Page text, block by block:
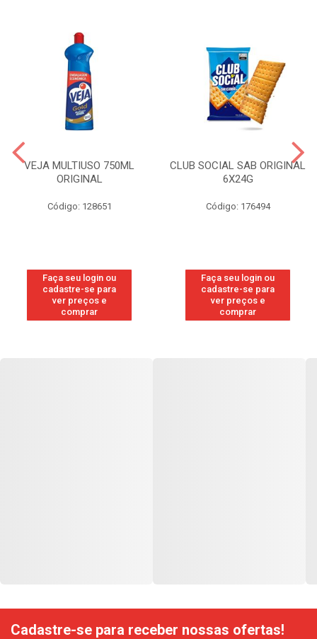
VEJA MULTIUSO 750ML
ORIGINAL
Código: 128651
Faça seu login ou
cadastre-se para
ver preços e
comprar
CLUB SOCIAL SAB ORIGINAL
6X24G
Código: 176494
Faça seu login ou
cadastre-se para
ver preços e
comprar
Cadastre-se para receber nossas ofertas!